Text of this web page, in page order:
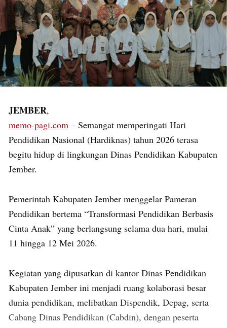
JEMBER,
memo-pagi.com – Semangat memperingati Hari
Pendidikan Nasional (Hardiknas) tahun 2026 terasa
begitu hidup di lingkungan Dinas Pendidikan Kabupaten
Jember.
Pemerintah Kabupaten Jember menggelar Pameran
Pendidikan bertema “Transformasi Pendidikan Berbasis
Cinta Anak” yang berlangsung selama dua hari, mulai
11 hingga 12 Mei 2026.
Kegiatan yang dipusatkan di kantor Dinas Pendidikan
Kabupaten Jember ini menjadi ruang kolaborasi besar
dunia pendidikan, melibatkan Dispendik, Depag, serta
Cabang Dinas Pendidikan (Cabdin), dengan peserta